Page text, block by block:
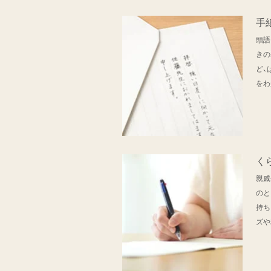
手
頭語
き
ど
を
く
親
の
持
ズ